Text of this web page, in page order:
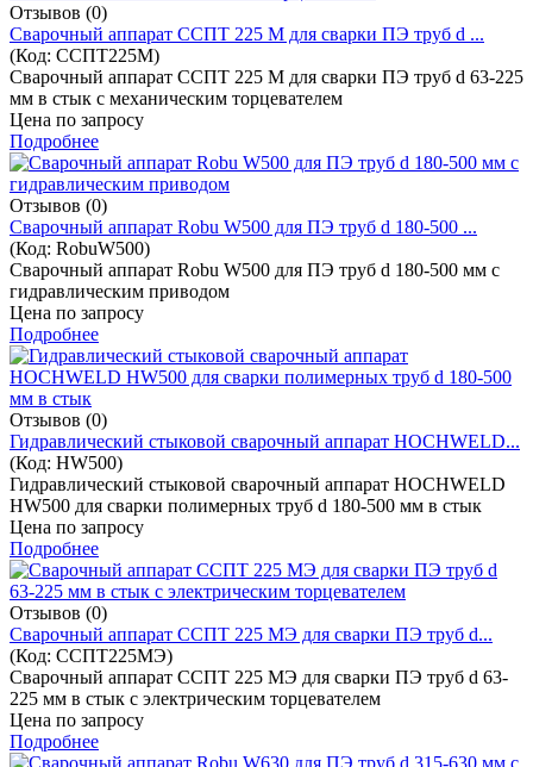
Отзывов (0)
Cварочный аппарат ССПТ 225 М для сварки ПЭ труб d ...
(Код: ССПТ225М)
Cварочный аппарат ССПТ 225 М для сварки ПЭ труб d 63-225
мм в стык с механическим торцевателем
Цена по запросу
Подробнее
Отзывов (0)
Cварочный аппарат Robu W500 для ПЭ труб d 180-500 ...
(Код: RobuW500)
Cварочный аппарат Robu W500 для ПЭ труб d 180-500 мм с
гидравлическим приводом
Цена по запросу
Подробнее
Отзывов (0)
Гидравлический стыковой сварочный аппарат HOCHWELD...
(Код: HW500)
Гидравлический стыковой сварочный аппарат HOCHWELD
HW500 для сварки полимерных труб d 180-500 мм в стык
Цена по запросу
Подробнее
Отзывов (0)
Cварочный аппарат ССПТ 225 МЭ для сварки ПЭ труб d...
(Код: ССПТ225МЭ)
Cварочный аппарат ССПТ 225 МЭ для сварки ПЭ труб d 63-
225 мм в стык с электрическим торцевателем
Цена по запросу
Подробнее